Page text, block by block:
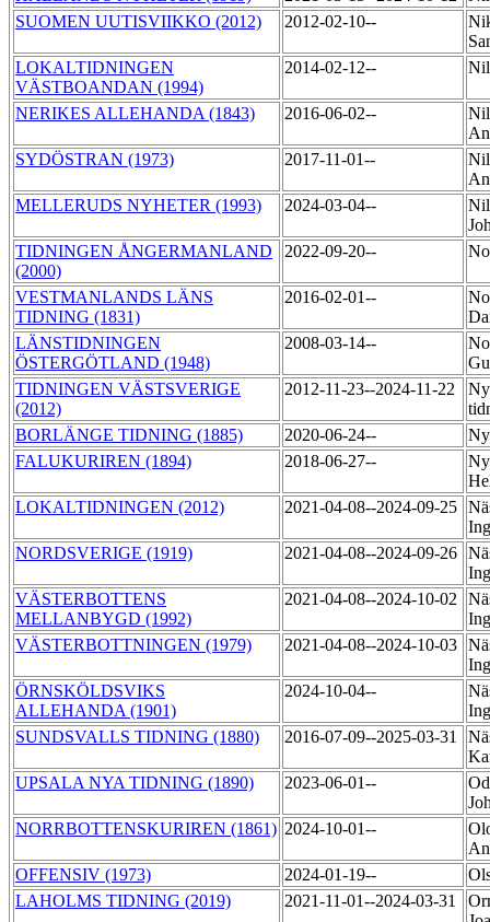
SUOMEN UUTISVIIKKO (2012)
2012-02-10--
LOKALTIDNINGEN
VÄSTBOANDAN (1994)
2014-02-12--
NERIKES ALLEHANDA (1843) 2016-06-02--
SYDÖSTRAN (1973)
2017-11-01--
MELLERUDS NYHETER (1993)
2024-03-04--
TIDNINGEN ÅNGERMANLAND
(2000)
2022-09-20--
VESTMANLANDS LÄNS
TIDNING (1831)
2016-02-01--
LÄNSTIDNINGEN
ÖSTERGÖTLAND (1948)
2008-03-14--
TIDNINGEN VÄSTSVERIGE
(2012)
2012-11-23--2024-11-22
BORLÄNGE TIDNING (1885)
2020-06-24--
FALUKURIREN (1894)
2018-06-27--
LOKALTIDNINGEN (2012)
2021-04-08--2024-09-25
NORDSVERIGE (1919)
2021-04-08--2024-09-26
VÄSTERBOTTENS
MELLANBYGD (1992)
2021-04-08--2024-10-02
VÄSTERBOTTNINGEN (1979)
2021-04-08--2024-10-03
ÖRNSKÖLDSVIKS
ALLEHANDA (1901)
2024-10-04--
SUNDSVALLS TIDNING (1880)
2016-07-09--2025-03-31
UPSALA NYA TIDNING (1890)
2023-06-01--
NORRBOTTENSKURIREN (1861) 2024-10-01--
OFFENSIV (1973)
2024-01-19--
LAHOLMS TIDNING (2019)
2021-11-01--2024-03-31